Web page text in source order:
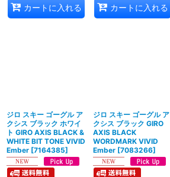
カートに入れる カートに入れる
ジロ スキー ゴーグル ア
クシス ブラック ホワイ
ト GIRO AXIS BLACK &
WHITE BIT TONE VIVID
Ember [7164385]
ジロ スキー ゴーグル ア
クシス ブラック GIRO
AXIS BLACK
WORDMARK VIVID
Ember [7083266]